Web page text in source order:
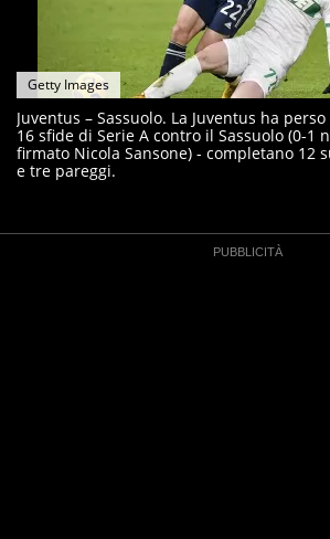
Getty Images
Juventus – Sassuolo. La Juventus ha
16 sfide di Serie A contro il Sassuolo (0-1
firmato Nicola Sansone) - completano 12
e tre pareggi.